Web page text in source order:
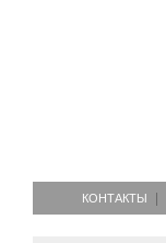
КОНТАКТЫ